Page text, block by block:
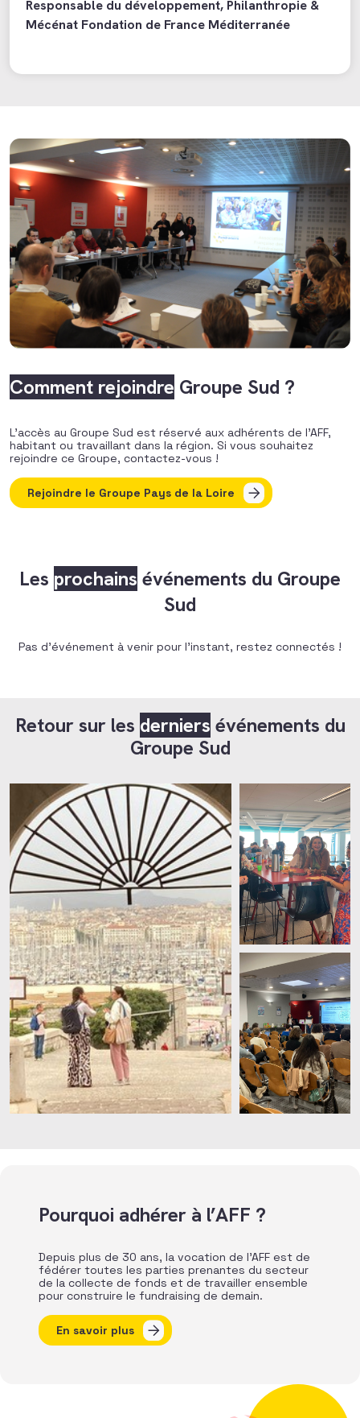
Responsable du développement, Philanthropie &
Mécénat Fondation de France Méditerranée
Comment rejoindre Groupe Sud ?
L’accès au Groupe Sud est réservé aux adhérents de l’AFF,
habitant ou travaillant dans la région. Si vous souhaitez
rejoindre ce Groupe, contactez-vous !
Rejoindre le Groupe Pays de la Loire
Les prochains événements du Groupe
Sud
Pas d'événement à venir pour l'instant, restez connectés !
Retour sur les derniers événements du
Groupe Sud
Pourquoi adhérer à l’AFF ?
Depuis plus de 30 ans, la vocation de l’AFF est de
fédérer toutes les parties prenantes du secteur
de la collecte de fonds et de travailler ensemble
pour construire le fundraising de demain.
En savoir plus